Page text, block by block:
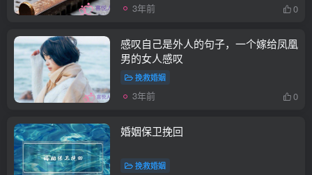
3年前 0
感叹自己是外人的句子，一个嫁给凤凰
男的女人感叹
挽救婚姻
3年前 0
婚姻保卫挽回
挽救婚姻